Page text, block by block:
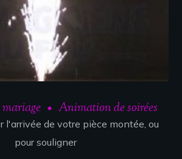
Animation de soirées
l'arrivée de votre pièce montée, ou
pour souligner